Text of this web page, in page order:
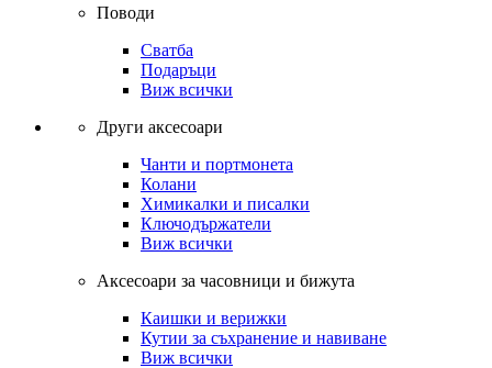
Поводи
Сватба
Подаръци
Виж всички
Други аксесоари
Чанти и портмонета
Колани
Химикалки и писалки
Ключодържатели
Виж всички
Аксесоари за часовници и бижута
Каишки и верижки
Кутии за съхранение и навиване
Виж всички